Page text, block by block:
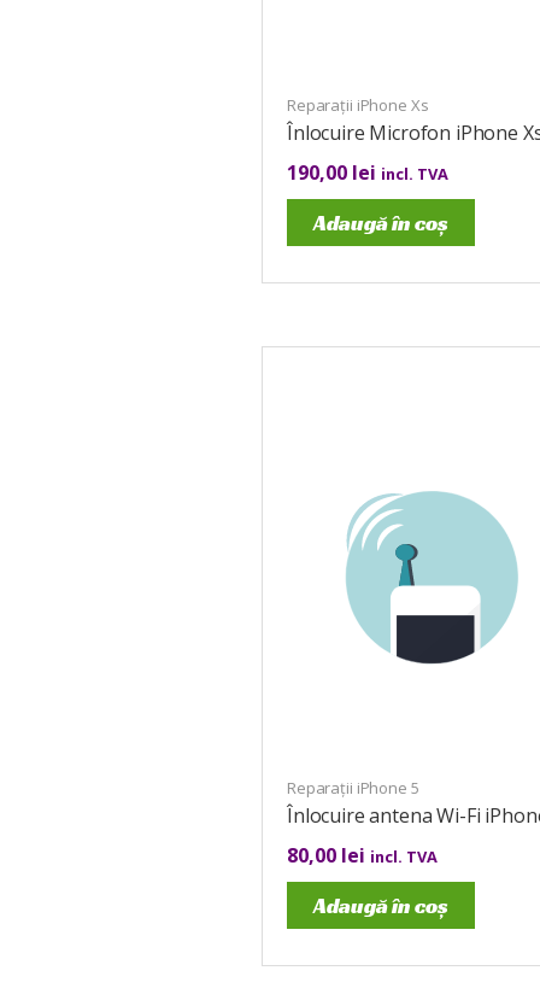
Reparații iPhone Xs
Înlocuire Microfon iPhone
190,00 lei incl. TVA
Adaugă în coș
Reparații iPhone 5
Înlocuire antena Wi-Fi
80,00 lei incl. TVA
Adaugă în coș